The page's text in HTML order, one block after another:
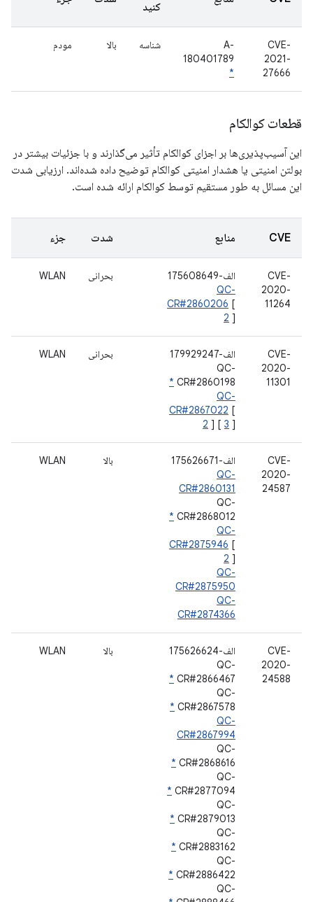
کنید
CVE-
2021-
27666
A-
180401789
*
شناسه بالا مودم
قطعات کوالکام
این آسیب‌پذیری‌ها بر اجزای کوالکام تأثیر می‌گذارند و با جزئیات بیشتر در
بولتن امنیتی یا هشدار امنیتی کوالکام توضیح داده شده‌اند. ارزیابی شدت
این مسائل به طور مستقیم توسط کوالکام ارائه شده است.
CVE منابع شدت جزء
CVE-
2020-
11264
الف-175608649
QC-
CR#2860206 [
2 ]
بحرانی WLAN
CVE-
2020-
11301
الف-179929247
QC-
CR#2860198
*
QC-
CR#2867022 [
2 ] [ 3 ]
بحرانی WLAN
CVE-
2020-
24587
الف-175626671
QC-
CR#2860131
QC-
CR#2868012
*
QC-
CR#2875946 [
2 ]
QC-
CR#2875950
QC-
CR#2874366
بالا WLAN
CVE-
2020-
24588
الف-175626624
QC-
CR#2866467
*
QC-
CR#2867578
*
QC-
CR#2867994
QC-
CR#2868616
*
QC-
CR#2877094
*
QC-
CR#2879013
*
QC-
CR#2883162
*
QC-
CR#2886422
*
QC-
بالا WLAN